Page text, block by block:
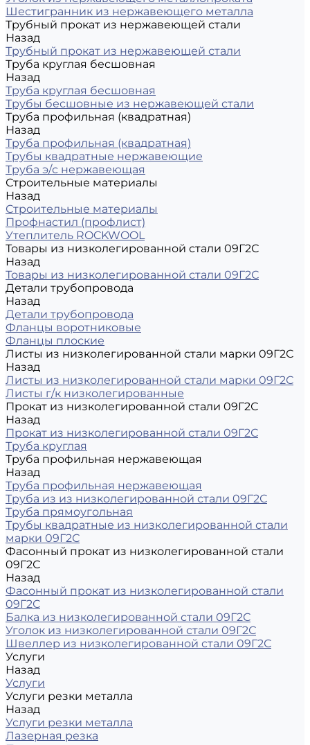
Шестигранник из нержавеющего металла
Трубный прокат из нержавеющей стали
Назад
Трубный прокат из нержавеющей стали
Труба круглая бесшовная
Назад
Труба круглая бесшовная
Трубы бесшовные из нержавеющей стали
Труба профильная (квадратная)
Назад
Труба профильная (квадратная)
Трубы квадратные нержавеющие
Труба э/с нержавеющая
Строительные материалы
Назад
Строительные материалы
Профнастил (профлист)
Утеплитель ROCKWOOL
Товары из низколегированной стали 09Г2С
Назад
Товары из низколегированной стали 09Г2С
Детали трубопровода
Назад
Детали трубопровода
Фланцы воротниковые
Фланцы плоские
Листы из низколегированной стали марки 09Г2С
Назад
Листы из низколегированной стали марки 09Г2С
Листы г/к низколегированные
Прокат из низколегированной стали 09Г2С
Назад
Прокат из низколегированной стали 09Г2С
Труба круглая
Труба профильная нержавеющая
Назад
Труба профильная нержавеющая
Труба из из низколегированной стали 09Г2С
Труба прямоугольная
Трубы квадратные из низколегированной стали
марки 09Г2С
Фасонный прокат из низколегированной стали
09Г2С
Назад
Фасонный прокат из низколегированной стали
09Г2С
Балка из низколегированной стали 09Г2С
Уголок из низколегированной стали 09Г2С
Швеллер из низколегированной стали 09Г2С
Услуги
Назад
Услуги
Услуги резки металла
Назад
Услуги резки металла
Лазерная резка